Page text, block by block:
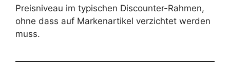
Preisniveau im typischen Discounter-Rahmen,
ohne dass auf Markenartikel verzichtet werden
muss.